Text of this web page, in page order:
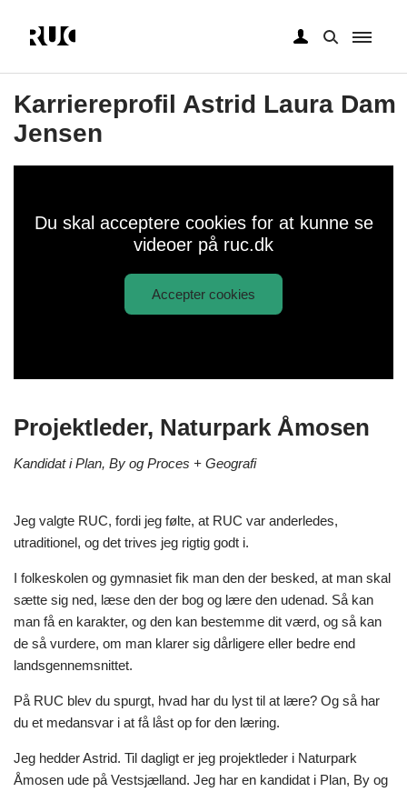
hovedindhold
Karriereprofil Astrid Laura Dam
Jensen
Du skal acceptere cookies for at kunne se
videoer på ruc.dk
Accepter cookies
Projektleder, Naturpark Åmosen
Kandidat i Plan, By og Proces + Geografi
Jeg valgte RUC, fordi jeg følte, at RUC var anderledes,
utraditionel, og det trives jeg rigtig godt i.
I folkeskolen og gymnasiet fik man den der besked, at man skal
sætte sig ned, læse den der bog og lære den udenad. Så kan
man få en karakter, og den kan bestemme dit værd, og så kan
de så vurdere, om man klarer sig dårligere eller bedre end
landsgennemsnittet.
På RUC blev du spurgt, hvad har du lyst til at lære? Og så har
du et medansvar i at få låst op for den læring.
Jeg hedder Astrid. Til dagligt er jeg projektleder i Naturpark
Åmosen ude på Vestsjælland. Jeg har en kandidat i Plan, By og